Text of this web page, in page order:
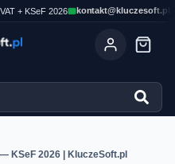
+ KSeF 2026 kontakt@kluczesoft.pl
KSeF 2026 | KluczeSoft.pl